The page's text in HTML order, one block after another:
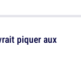
piquer aux